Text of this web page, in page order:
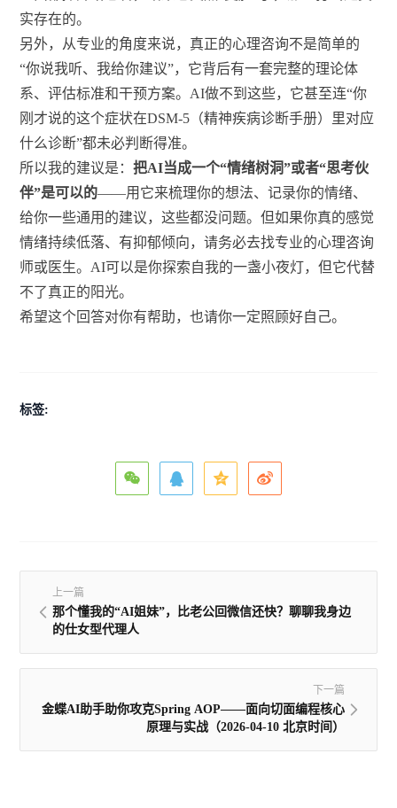
实存在的。
另外，从专业的角度来说，真正的心理咨询不是简单的
“你说我听、我给你建议”，它背后有一套完整的理论体
系、评估标准和干预方案。AI做不到这些，它甚至连“你
刚才说的这个症状在DSM-5（精神疾病诊断手册）里对应
什么诊断”都未必判断得准。
所以我的建议是：把AI当成一个“情绪树洞”或者“思考伙
伴”是可以的——用它来梳理你的想法、记录你的情绪、
给你一些通用的建议，这些都没问题。但如果你真的感觉
情绪持续低落、有抑郁倾向，请务必去找专业的心理咨询
师或医生。AI可以是你探索自我的一盏小夜灯，但它代替
不了真正的阳光。
希望这个回答对你有帮助，也请你一定照顾好自己。
标签:
上一篇
那个懂我的“AI姐妹”，比老公回微信还快？聊聊我身边
的仕女型代理人
下一篇
金蝶AI助手助你攻克Spring AOP——面向切面编程核心
原理与实战（2026-04-10 北京时间）